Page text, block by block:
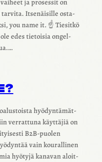
tarvita. Itse­näi­sille osta­
you name it. ☝️ Tiesitkö
edes tietoi­sia ongel­
hyödyn­tä­mät­
verrat­tuna käyt­tä­jiä on
B2B-puolen
vain koural­li­nen
hyötyjä kana­van aloit­